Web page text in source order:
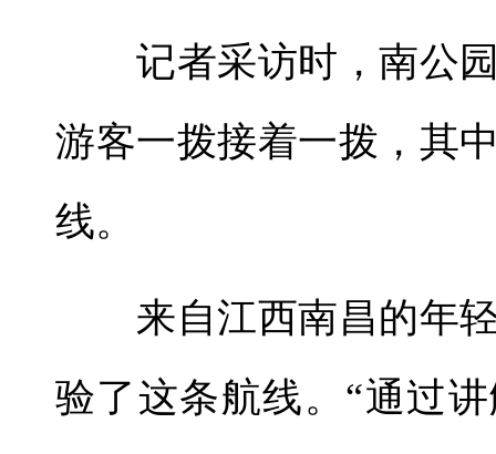
记者采访时，南公园
游客一拨接着一拨，其
线。
来自江西南昌的年轻
验了这条航线。“通过